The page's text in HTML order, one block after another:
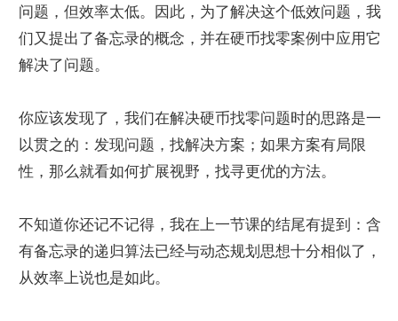
问题，但效率太低。因此，为了解决这个低效问题，我
们又提出了备忘录的概念，并在硬币找零案例中应用它
解决了问题。
你应该发现了，我们在解决硬币找零问题时的思路是一
以贯之的：发现问题，找解决方案；如果方案有局限
性，那么就看如何扩展视野，找寻更优的方法。
不知道你还记不记得，我在上一节课的结尾有提到：含
有备忘录的递归算法已经与动态规划思想十分相似了，
从效率上说也是如此。